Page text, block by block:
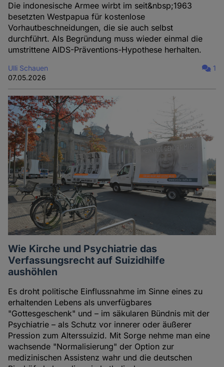
Die indonesische Armee wirbt im seit&nbsp;1963
besetzten Westpapua für kostenlose
Vorhautbeschneidungen, die sie auch selbst
durchführt. Als Begründung muss wieder einmal die
umstrittene AIDS-Präventions-Hypothese herhalten.
Ulli Schauen
07.05.2026
1
Wie Kirche und Psychiatrie das
Verfassungsrecht auf Suizidhilfe
aushöhlen
Es droht politische Einflussnahme im Sinne eines zu
erhaltenden Lebens als unverfügbares
"Gottesgeschenk" und – im säkularen Bündnis mit der
Psychiatrie – als Schutz vor innerer oder äußerer
Pression zum Alterssuizid. Mit Sorge nehme man eine
wachsende "Normalisierung" der Option zur
medizinischen Assistenz wahr und die deutschen